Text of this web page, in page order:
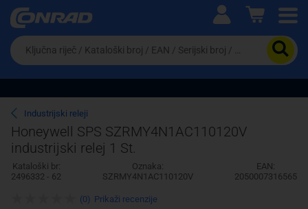
Ova postavka prilagođava asortiman proizvoda i
cijene vašim potrebama.
Pravno lice
Da
biste
potražili
proizvod,
unesite
ključnu
riječ,
kataloški
broj,
EAN
ili
Industrijski releji
Honeywell SPS SZRMY4N1AC110120V
industrijski relej 1 St.
Kataloški br:
2496332 - 62
Oznaka:
SZRMY4N1AC110120V
EAN:
2050007316565
(0) Prikaži recenzije